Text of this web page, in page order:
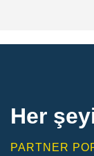
Her
PARTNER